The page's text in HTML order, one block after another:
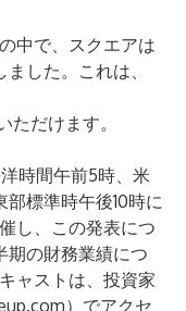
中で、スクエアは
した。これは、
ただけます。
時間午前5時、米
標準時午後10時に
し、この発表につ
期の財務業績につ
ャストは、投資家
）でアクセ